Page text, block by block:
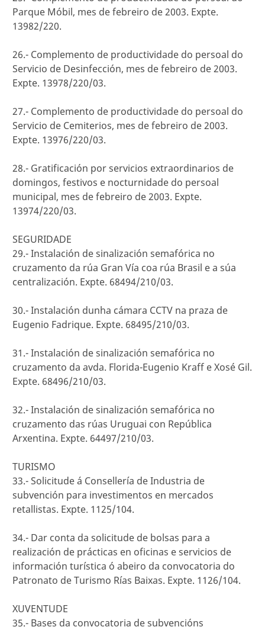
Parque Móbil, mes de febreiro de 2003. Expte.
13982/220.
26.- Complemento de productividade do persoal do
Servicio de Desinfección, mes de febreiro de 2003.
Expte. 13978/220/03.
27.- Complemento de productividade do persoal do
Servicio de Cemiterios, mes de febreiro de 2003.
Expte. 13976/220/03.
28.- Gratificación por servicios extraordinarios de
domingos, festivos e nocturnidade do persoal
municipal, mes de febreiro de 2003. Expte.
13974/220/03.
SEGURIDADE
29.- Instalación de sinalización semafórica no
cruzamento da rúa Gran Vía coa rúa Brasil e a súa
centralización. Expte. 68494/210/03.
30.- Instalación dunha cámara CCTV na praza de
Eugenio Fadrique. Expte. 68495/210/03.
31.- Instalación de sinalización semafórica no
cruzamento da avda. Florida-Eugenio Kraff e Xosé Gil.
Expte. 68496/210/03.
32.- Instalación de sinalización semafórica no
cruzamento das rúas Uruguai con República
Arxentina. Expte. 64497/210/03.
TURISMO
33.- Solicitude á Consellería de Industria de
subvención para investimentos en mercados
retallistas. Expte. 1125/104.
34.- Dar conta da solicitude de bolsas para a
realización de prácticas en oficinas e servicios de
información turística ó abeiro da convocatoria do
Patronato de Turismo Rías Baixas. Expte. 1126/104.
XUVENTUDE
35.- Bases da convocatoria de subvencións